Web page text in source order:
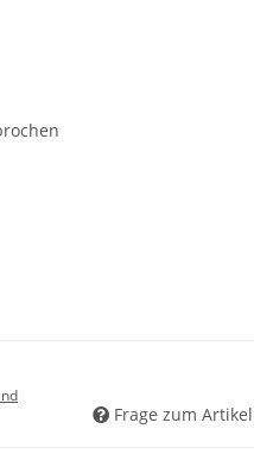
Frage zum Artikel